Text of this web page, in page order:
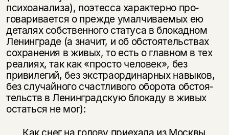
психоанализа), поэтесса характерно про­
говаривается о прежде умалчиваемых ею
деталях собственного статуса в бло­кадном
Ленинграде (а значит, и об обстоятельствах
сохранения в живых, то есть о главном в тех
реалиях, так как «просто человек», без
привилегий, без экстраординарных навыков,
без случайного счастливого оборота обстоя­
тельств в Ленинградскую блокаду в живых
остаться не мог):